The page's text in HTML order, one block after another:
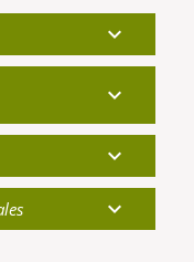
expand_more
expand_more
expand_more
expand_more